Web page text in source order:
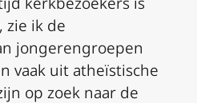
zie ik de
jongerengroepen
vaak uit atheïstische
op zoek naar de